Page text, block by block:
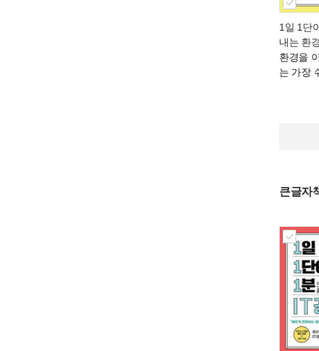
1일 1단
내는 환
환경을
는 가장
큰글자